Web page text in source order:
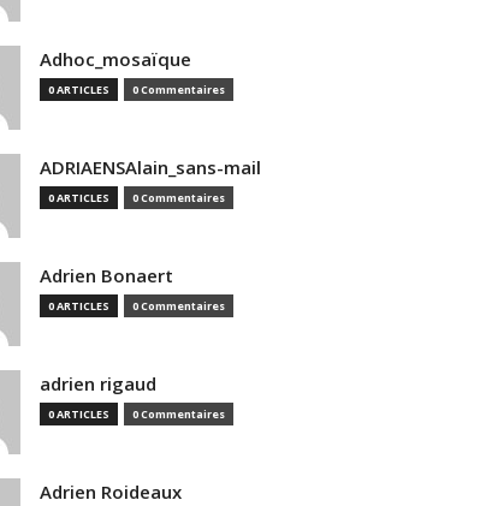
Adhoc_mosaïque
0 ARTICLES 0 Commentaires
ADRIAENSAlain_sans-mail
0 ARTICLES 0 Commentaires
Adrien Bonaert
0 ARTICLES 0 Commentaires
adrien rigaud
0 ARTICLES 0 Commentaires
Adrien Roideaux